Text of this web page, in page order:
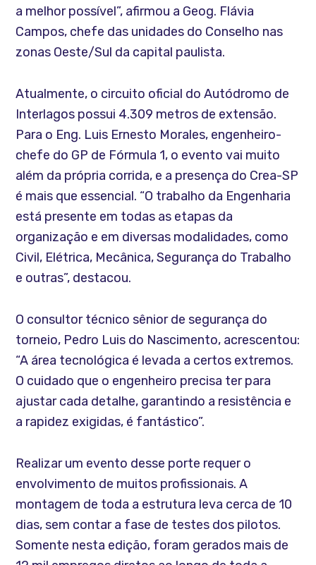
a melhor possível”, afirmou a Geog. Flávia
Campos, chefe das unidades do Conselho nas
zonas Oeste/Sul da capital paulista.
Atualmente, o circuito oficial do Autódromo de
Interlagos possui 4.309 metros de extensão.
Para o Eng. Luis Ernesto Morales, engenheiro-
chefe do GP de Fórmula 1, o evento vai muito
além da própria corrida, e a presença do Crea-SP
é mais que essencial. “O trabalho da Engenharia
está presente em todas as etapas da
organização e em diversas modalidades, como
Civil, Elétrica, Mecânica, Segurança do Trabalho
e outras”, destacou.
O consultor técnico sênior de segurança do
torneio, Pedro Luis do Nascimento, acrescentou:
“A área tecnológica é levada a certos extremos.
O cuidado que o engenheiro precisa ter para
ajustar cada detalhe, garantindo a resistência e
a rapidez exigidas, é fantástico”.
Realizar um evento desse porte requer o
envolvimento de muitos profissionais. A
montagem de toda a estrutura leva cerca de 10
dias, sem contar a fase de testes dos pilotos.
Somente nesta edição, foram gerados mais de